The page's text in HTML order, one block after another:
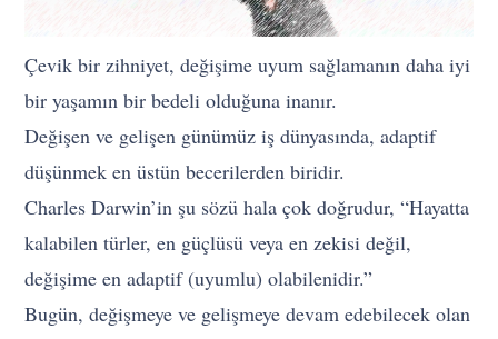
Çevik bir zihniyet, değişime uyum sağlamanın daha iyi
bir yaşamın bir bedeli olduğuna inanır.
Değişen ve gelişen günümüz iş dünyasında, adaptif
düşünmek en üstün becerilerden biridir.
Charles Darwin’in şu sözü hala çok doğrudur, “Hayatta
kalabilen türler, en güçlüsü veya en zekisi değil,
değişime en adaptif (uyumlu) olabilenidir.”
Bugün, değişmeye ve gelişmeye devam edebilecek olan